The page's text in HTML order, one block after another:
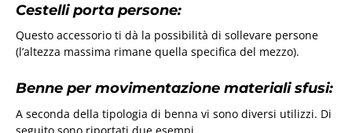
Cestelli porta persone:
Questo accessorio ti dà la possibilità di sollevare persone
(l’altezza massima rimane quella specifica del mezzo).
Benne per movimentazione materiali sfusi:
A seconda della tipologia di benna vi sono diversi utilizzi. Di